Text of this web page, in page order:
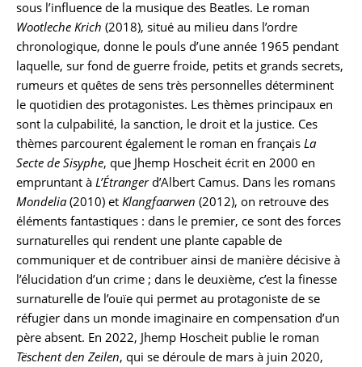
sous l’influence de la musique des Beatles. Le roman
Wootleche Krich (2018), situé au milieu dans l’ordre
chronologique, donne le pouls d’une année 1965 pendant
laquelle, sur fond de guerre froide, petits et grands secrets,
rumeurs et quêtes de sens très personnelles déterminent
le quotidien des protagonistes. Les thèmes principaux en
sont la culpabilité, la sanction, le droit et la justice. Ces
thèmes parcourent également le roman en français La
Secte de Sisyphe, que Jhemp Hoscheit écrit en 2000 en
empruntant à L’Étrangerd’Albert Camus. Dans les romans
Mondelia(2010) et Klangfaarwen (2012), on retrouve des
éléments fantastiques : dans le premier, ce sont des forces
surnaturelles qui rendent une plante capable de
communiquer et de contribuer ainsi de manière décisive à
l’élucidation d’un crime ; dans le deuxième, c’est la finesse
surnaturelle de l’ouïe qui permet au protagoniste de se
réfugier dans un monde imaginaire en compensation d’un
père absent. En 2022, Jhemp Hoscheit publie le roman
Tëschent den Zeilen, qui se déroule de mars à juin 2020,